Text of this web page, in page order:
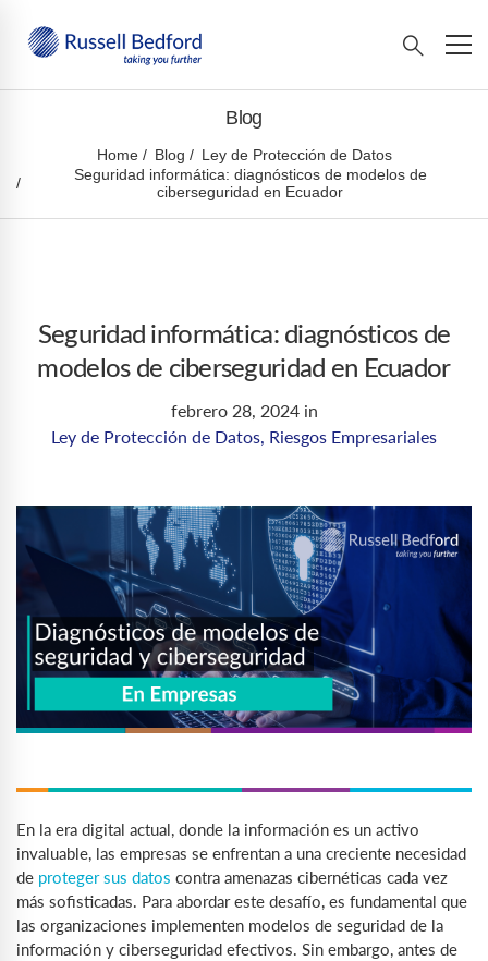
Blog
Home Blog
Ley de Protección de Datos
Seguridad informática: diagnósticos de modelos de
ciberseguridad en Ecuador
Seguridad informática: diagnósticos de
modelos de ciberseguridad en Ecuador
febrero 28, 2024in
Ley de Protección de Datos Riesgos Empresariales
En la era digital actual, donde la información es un activo
invaluable, las empresas se enfrentan a una creciente necesidad
de proteger sus datos contra amenazas cibernéticas cada vez
más sofisticadas. Para abordar este desafío, es fundamental que
las organizaciones implementen modelos de seguridad de la
información y ciberseguridad efectivos. Sin embargo, antes de